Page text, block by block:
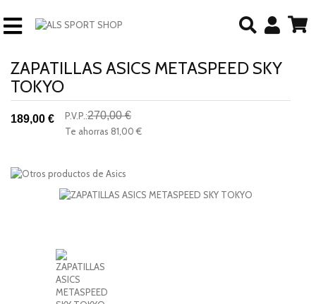
ZAPATILLAS ASICS METASPEED SKY
TOKYO
189,00 € P.V.P.:270,00 €
Te ahorras 81,00 €